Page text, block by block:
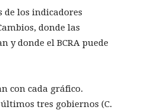
los indicadores
donde las
y donde el BCRA puede
con cada gráfico.
tres gobiernos (C.